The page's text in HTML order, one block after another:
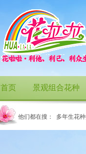
首页 景观组合花种
他们都在搜： 多年生花